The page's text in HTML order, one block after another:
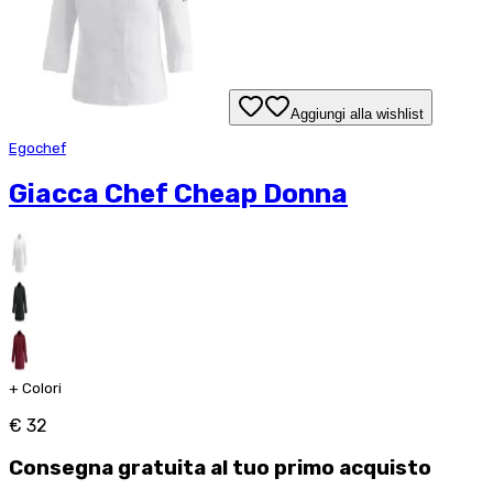
Aggiungi alla wishlist
Egochef
Giacca Chef Cheap Donna
+ Colori
€ 32
Consegna gratuita al tuo primo acquisto